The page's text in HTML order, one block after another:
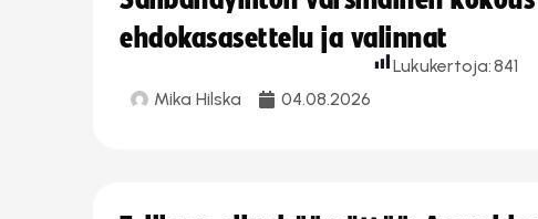
ehdokasasettelu ja valinnat
Mika Hilska 04.08.2026
Lukukertoja:841